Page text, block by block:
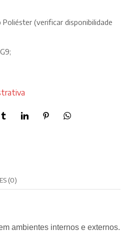
(verificar disponibilidade
(0)
ambientes internos e externos.